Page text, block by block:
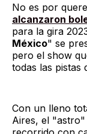
No es por
alcanzaron
para la gira
México" se
pero el show
todas las pistas
Con un lleno
Aires, el